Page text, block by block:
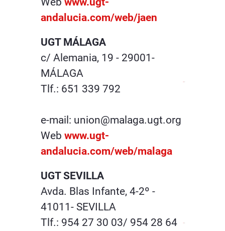
andalucia.com/web/jaen
UGT MÁLAGA
c/ Alemania, 19 - 29001-
MÁLAGA
Tlf.: 651 339 792
e-mail: union@malaga.ugt.org
Web www.ugt-
andalucia.com/web/malaga
UGT SEVILLA
Avda. Blas Infante, 4-2º -
41011- SEVILLA
Tlf.: 954 27 30 03/ 954 28 64